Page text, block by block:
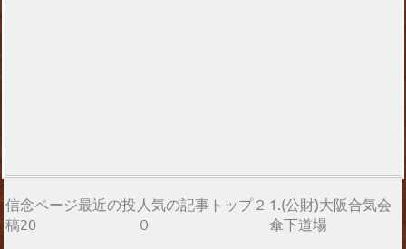
信念ページ最近の投
稿20
人気の記事トップ２
０
1.(公財)大阪合気会
傘下道場